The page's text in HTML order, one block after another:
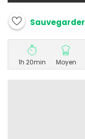
Sauvegarder
1h 20min Moyen